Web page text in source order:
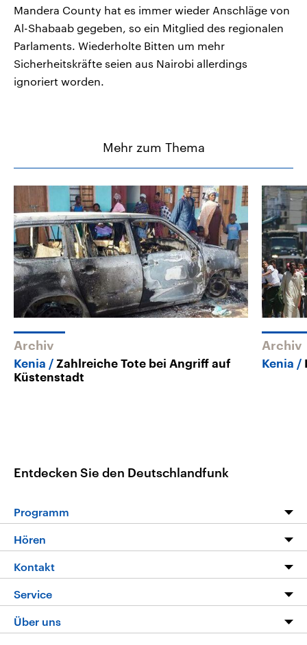
Mandera County hat es immer wieder Anschläge von
Al-Shabaab gegeben, so ein Mitglied des regionalen
Parlaments. Wiederholte Bitten um mehr
Sicherheitskräfte seien aus Nairobi allerdings
ignoriert worden.
Mehr zum Thema
Archiv
Kenia
Zahlreiche Tote bei Angriff auf
Küstenstadt
Archiv
Kenia
Entdecken Sie den Deutschlandfunk
Programm
Programm
Die Nachrichten
Nachrichtenleicht
Neue Beiträge auf dlf.de
Hören
Livestream
Podcasts
Deutschlandfunk App
Kontakt
Hörerservice
Service
FAQ
Über uns